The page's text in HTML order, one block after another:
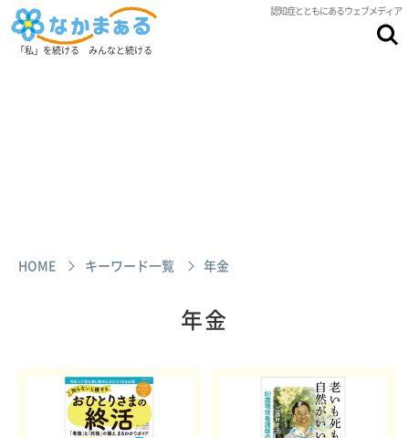
認知症とともにあるウェブメディア
「私」を続ける みんなと続ける
HOME キーワード一覧 年金
年金